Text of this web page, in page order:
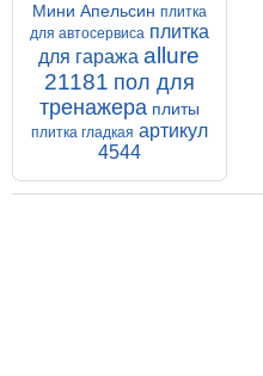
Мини Апельсин плитка
для автосервиса плитка
для гаража allure
21181 пол для
тренажера плиты
плитка гладкая артикул
4544